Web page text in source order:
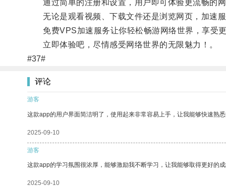
通过简单的注册和设置，用户即可体验更流畅的
无论是观看视频、下载文件还是浏览网页，加速服
免费VPS加速服务让你轻松畅游网络世界，享受
立即体验吧，尽情感受网络世界的无限魅力！。
#37#
评论
游客
这款app的用户界面简洁明了，使用起来非常容易上手，让我能够快速熟
2025-09-10
游客
这款app的学习氛围很浓厚，能够激励我不断学习，让我能够取得更好的
2025-09-10